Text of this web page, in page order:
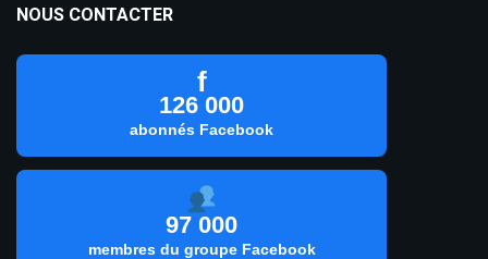
NOUS CONTACTER
f
126 000
abonnés Facebook
97 000
membres du groupe Facebook